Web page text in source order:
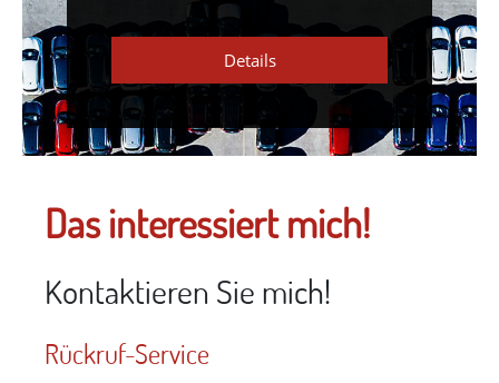
Details
Das interessiert mich!
Kontaktieren Sie mich!
Rückruf-Service